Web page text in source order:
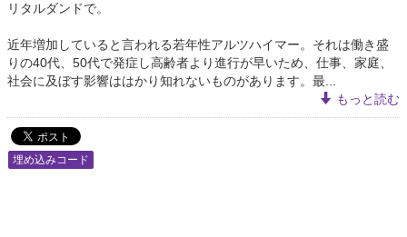
リタルダンドで。
近年増加していると言われる若年性アルツハイマー。それは働き盛
りの40代、50代で発症し高齢者より進行が早いため、仕事、家庭、
社会に及ぼす影響ははかり知れないものがあります。最...
もっと読む
埋め込みコード